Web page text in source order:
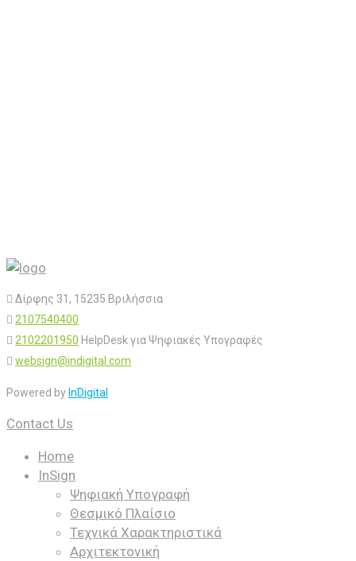
Δίρφης 31, 15235 Βριλήσσια
2107540400
2102201950 HelpDesk για Ψηφιακές Υπογραφές
websign@indigital.com
Powered by InDigital
Contact Us
Home
InSign
Ψηφιακή Υπογραφή
Θεσμικό Πλαίσιο
Τεχνικά Χαρακτηριστικά
Αρχιτεκτονική